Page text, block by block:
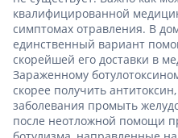
квалифицированной
симптомах отравления. В
единственный вариант
скорейшей его доставки в
Зараженному
скорее получить
заболевания промыть
после неотложной помощи